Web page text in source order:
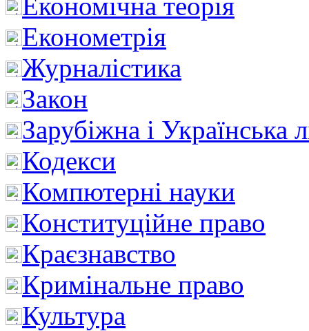
Економетрія
Журналістика
Закон
Зарубіжна і Українська
Кодекси
Компютерні науки
Конституційне право
Краєзнавство
Кримінальне право
Культура